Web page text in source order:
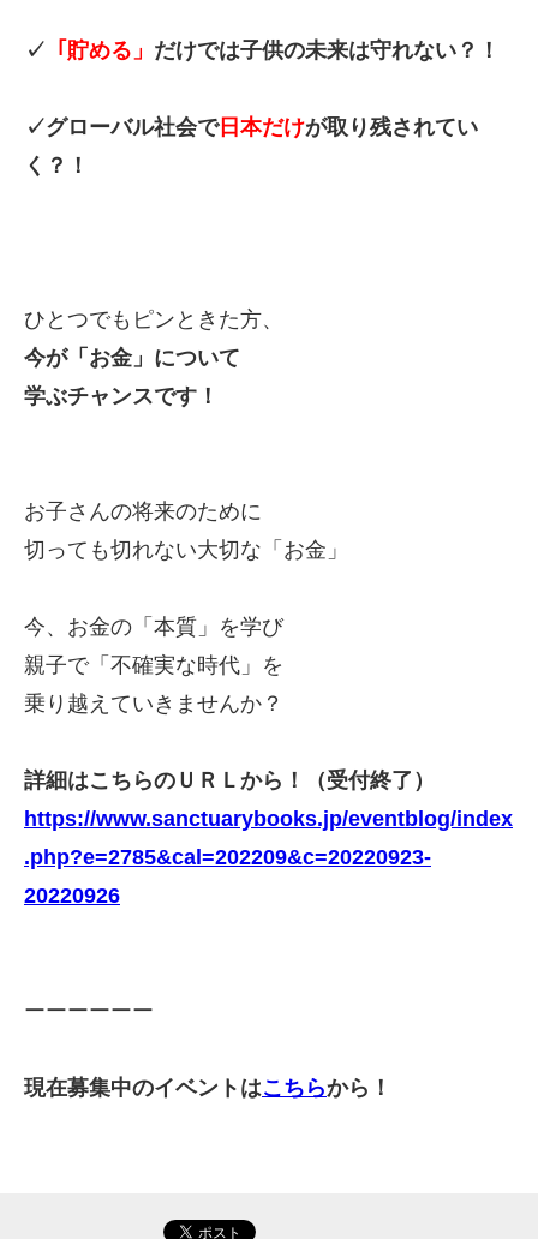
✓ 「貯める」 だけでは子供の未来は守れない？！
✓グローバル社会で日本だけが取り残されてい
く？！
ひとつでもピンときた方、
今が「お金」について
学ぶチャンスです！
お子さんの将来のために
切っても切れない大切な「お金」
今、お金の「本質」を学び
親子で「不確実な時代」を
乗り越えていきませんか？
詳細はこちらのＵＲＬから！（受付終了）
https://www.sanctuarybooks.jp/eventblog/index
.php?e=2785&cal=202209&c=20220923-
20220926
ーーーーーー
現在募集中のイベントはこちらから！